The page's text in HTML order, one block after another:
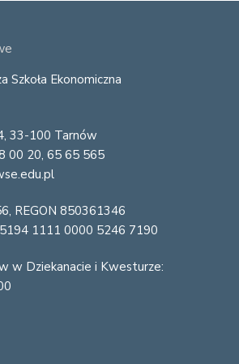
Szkoła Ekonomiczna
33-100 Tarnów
00 20, 65 65 565
REGON 850361346
1111 0000 5246 7190
w Dziekanacie i Kwesturze: